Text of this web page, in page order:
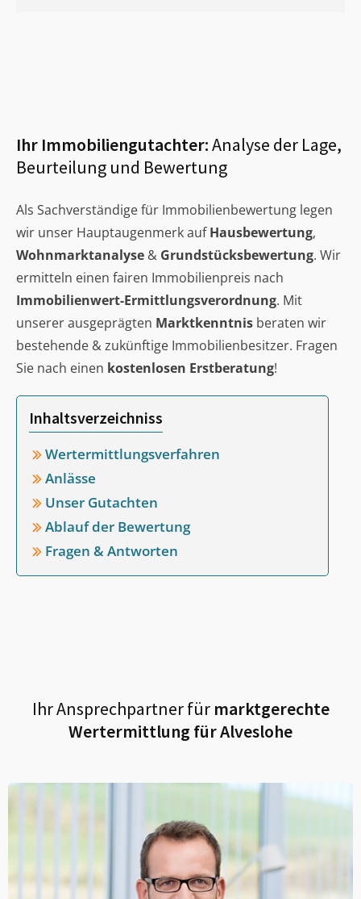
Ihr Immobiliengutachter:Analyse der Lage,
Beurteilung und Bewertung
Als Sachverständige für Immobilienbewertung legen
wir unser Hauptaugenmerk aufHausbewertung,
Wohnmarktanalyse & Grundstücksbewertung. Wir
ermitteln einen fairen Immobilienpreis nach
Immobilienwert-Ermittlungsverordnung. Mit
unserer ausgeprägten Marktkenntnis beraten wir
bestehende & zukünftige Immobilienbesitzer. Fragen
Sie nach einen kostenlosen Erstberatung!
Inhaltsverzeichniss
Wertermittlungsverfahren
Anlässe
Unser Gutachten
Ablauf der Bewertung
Fragen & Antworten
Ihr Ansprechpartner fürmarktgerechte
Wertermittlung fürAlveslohe